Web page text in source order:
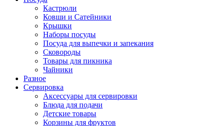
Кастрюли
Ковши и Сатейники
Крышки
Наборы посуды
Посуда для выпечки и запекания
Сковороды
Товары для пикника
Чайники
Разное
Сервировка
Аксессуары для сервировки
Блюда для подачи
Детские товары
Корзины для фруктов